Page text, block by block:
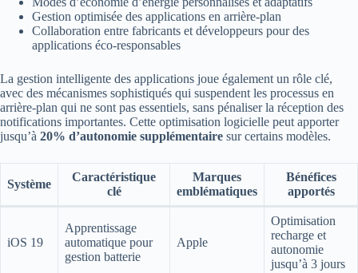
Gestion optimisée des applications en arrière-plan
Collaboration entre fabricants et développeurs pour des
applications éco-responsables
La gestion intelligente des applications joue également un rôle clé,
avec des mécanismes sophistiqués qui suspendent les processus en
arrière-plan qui ne sont pas essentiels, sans pénaliser la réception des
notifications importantes. Cette optimisation logicielle peut apporter
jusqu’à 20% d’autonomie supplémentaire sur certains modèles.
Système
Caractéristique
clé
Marques
emblématiques
Bénéfices
apportés
iOS 19
Apprentissage
automatique pour
gestion batterie
Apple
Optimisation
recharge et
autonomie
jusqu’à 3 jours